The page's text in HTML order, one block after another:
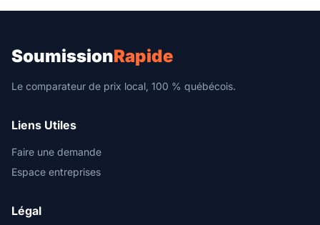
SoumissionRapide
Le comparateur de prix local, 100 % québécois.
Liens Utiles
Faire une demande
Espace entreprises
Légal